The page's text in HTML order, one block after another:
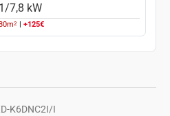
7,8 kW
m2 +125€
K6DNC2I/I